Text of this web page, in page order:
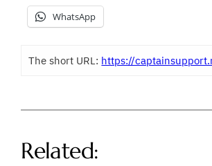
WhatsApp
The short URL: https://
Related: